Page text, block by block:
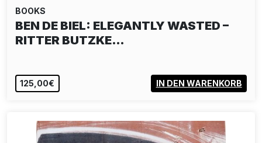
BOOKS
BEN DE BIEL: ELEGANTLY WASTED –
RITTER BUTZKE…
125,00€ IN DEN WARENKORB